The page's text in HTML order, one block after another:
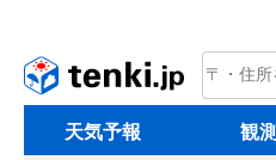
tenki.jp
天気予報 観測